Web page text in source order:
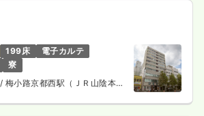
199床
電子カルテ
寮
/ 梅小路京都西駅（ＪＲ山陰本